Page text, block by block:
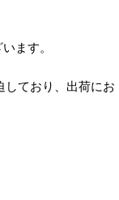
ます。
ており、出荷にお